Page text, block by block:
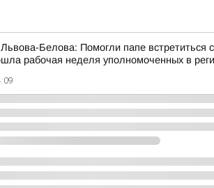
Белова: Помогли папе встретиться
рабочая неделя уполномоченных в